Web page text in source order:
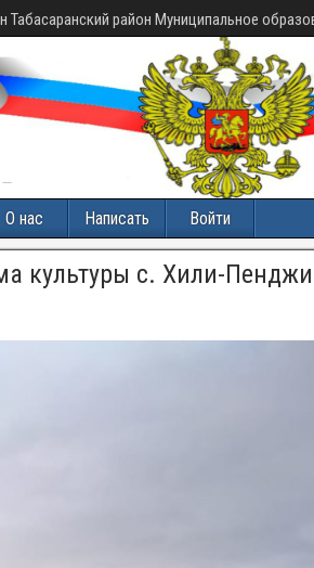
Табасаранский район Муниципальное
О нас Написать Войти
культуры с. Хили-